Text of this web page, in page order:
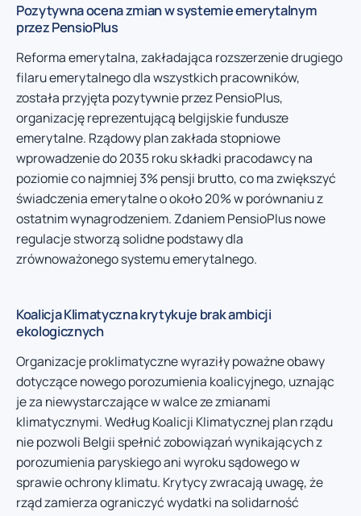
Pozytywna ocena zmian w systemie emerytalnym
przez PensioPlus
Reforma emerytalna, zakładająca rozszerzenie drugiego
filaru emerytalnego dla wszystkich pracowników,
została przyjęta pozytywnie przez PensioPlus,
organizację reprezentującą belgijskie fundusze
emerytalne. Rządowy plan zakłada stopniowe
wprowadzenie do 2035 roku składki pracodawcy na
poziomie co najmniej 3% pensji brutto, co ma zwiększyć
świadczenia emerytalne o około 20% w porównaniu z
ostatnim wynagrodzeniem. Zdaniem PensioPlus nowe
regulacje stworzą solidne podstawy dla
zrównoważonego systemu emerytalnego.
Koalicja Klimatyczna krytykuje brak ambicji
ekologicznych
Organizacje proklimatyczne wyraziły poważne obawy
dotyczące nowego porozumienia koalicyjnego, uznając
je za niewystarczające w walce ze zmianami
klimatycznymi. Według Koalicji Klimatycznej plan rządu
nie pozwoli Belgii spełnić zobowiązań wynikających z
porozumienia paryskiego ani wyroku sądowego w
sprawie ochrony klimatu. Krytycy zwracają uwagę, że
rząd zamierza ograniczyć wydatki na solidarność